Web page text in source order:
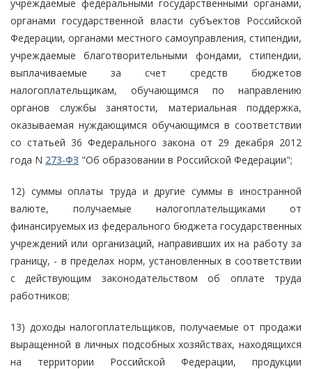
учреждаемые федеральными государственными органами,
органами государственной власти субъектов Российской
Федерации, органами местного самоуправления, стипендии,
учреждаемые благотворительными фондами, стипендии,
выплачиваемые за счет средств бюджетов
налогоплательщикам, обучающимся по направлению
органов службы занятости, материальная поддержка,
оказываемая нуждающимся обучающимся в соответствии
со статьей 36 Федерального закона от 29 декабря 2012
года N 273-ФЗ "Об образовании в Российской Федерации";
12) суммы оплаты труда и другие суммы в иностранной
валюте, получаемые налогоплательщиками от
финансируемых из федерального бюджета государственных
учреждений или организаций, направивших их на работу за
границу, - в пределах норм, установленных в соответствии
с действующим законодательством об оплате труда
работников;
13) доходы налогоплательщиков, получаемые от продажи
выращенной в личных подсобных хозяйствах, находящихся
на территории Российской Федерации, продукции